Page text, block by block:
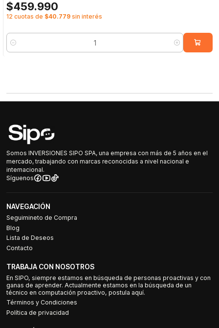
$459.990
12 cuotas de $40.779 sin interés
Cantidad
Somos INVERSIONES SIPO SPA, una empresa con más de 5 años en el
mercado, trabajando con marcas reconocidas a nivel nacional e
internacional.
Síguenos
NAVEGACIÓN
Seguimineto de Compra
Blog
Lista de Deseos
Contacto
TRABAJA CON NOSOTROS
En SIPO, siempre estamos en búsqueda de personas proactivas y con
ganas de aprender. Actualmente estamos en la búsqueda de un
técnico en computación proactivo, postula aquí.
Términos y Condiciones
Política de privacidad